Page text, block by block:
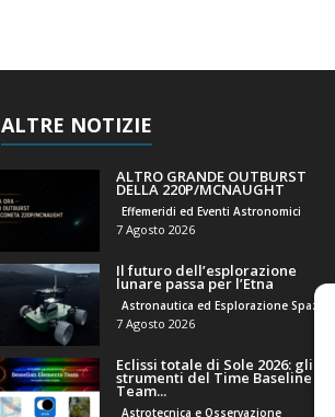
ALTRE NOTIZIE
ALTRO GRANDE OUTBURST
DELLA 220P/MCNAUGHT
Effemeridi ed Eventi Astronomici
7 Agosto 2026
Il futuro dell’esplorazione
lunare passa per l’Etna
7 Agosto 2026
Eclissi totale di Sole 2026: gli
strumenti del Time Baseline
Team...
Astrotecnica e Osservazione